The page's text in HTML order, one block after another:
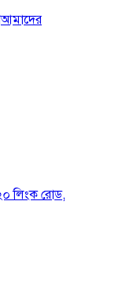
আমাদের
লিংক রোড,